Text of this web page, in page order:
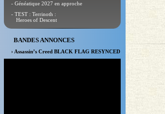
- Généatique 2027 en approche
- TEST : Terrinoth :
Heroes of Descent
BANDES ANNONCES
› Assassin’s Creed BLACK FLAG RESYNCED